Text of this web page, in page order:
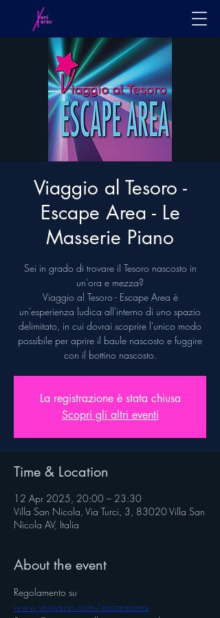
Viaggio al Tesoro -
Escape Area - Le
Masserie Piano
Sei in grado di trovare il Tesoro nascosto in
un'ora e mezza?
Viaggio al Tesoro - Escape Area è
un’esperienza ludica all'interno di uno spazio
delimitato, in cui dovrai scoprire l'unico modo
possibile per aprire il baule nascosto e fuggire
con il bottino nascosto.
La registrazione è stata chiusa
Scopri gli altri eventi
Time & Location
12 Apr 2025, 20:00 – 23:30
Villa San Nicola, Via Turci, 3, 83020 Villa San
Nicola AV, Italia
About the event
Regolamento su
www.veniverso.com/escapearea